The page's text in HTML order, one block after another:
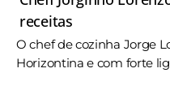
receitas
O chef de cozinha Jorge
Horizontina e com forte